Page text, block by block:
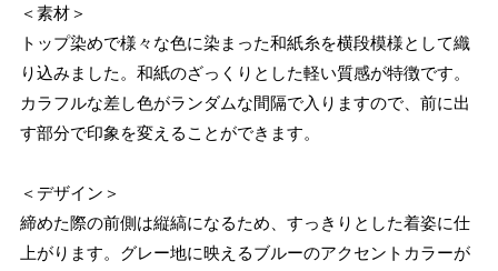
＜素材＞
トップ染めで様々な色に染まった和紙糸を横段模様として織
り込みました。和紙のざっくりとした軽い質感が特徴です。
カラフルな差し色がランダムな間隔で入りますので、前に出
す部分で印象を変えることができます。
＜デザイン＞
締めた際の前側は縦縞になるため、すっきりとした着姿に仕
上がります。グレー地に映えるブルーのアクセントカラーが